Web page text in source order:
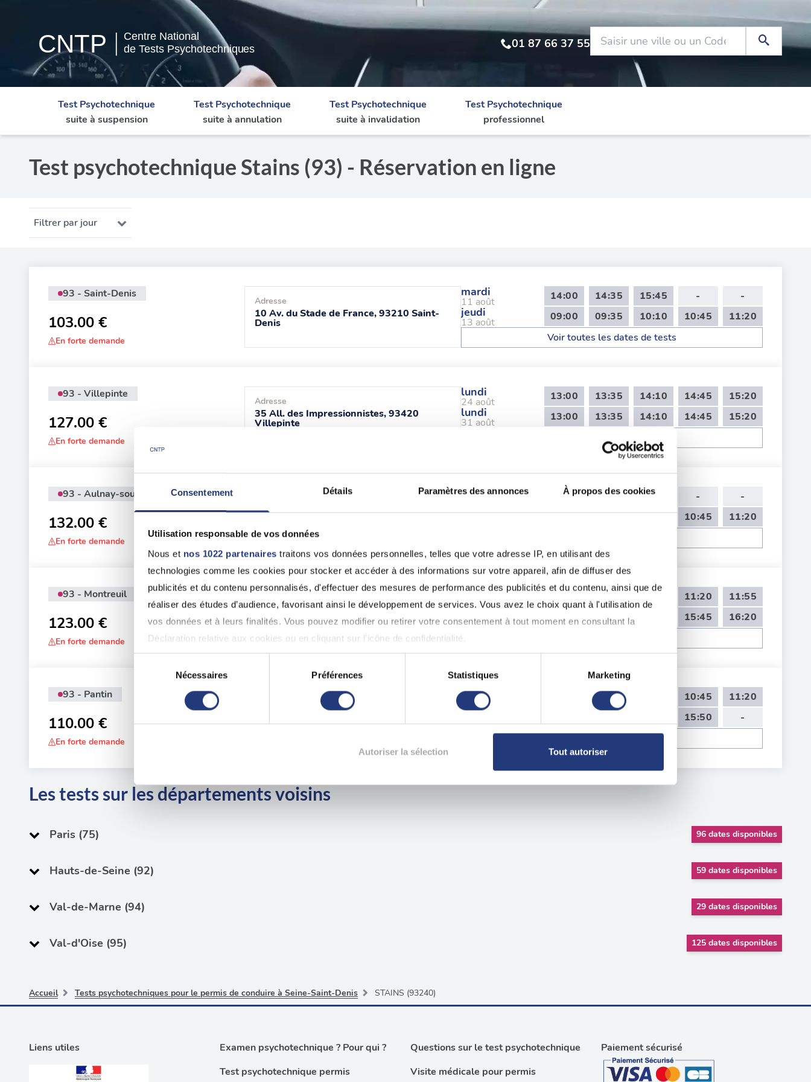
Consentement Détails Paramètres des annonces À propos des cookies
Utilisation responsable de vos données
Nous et nos 1022 partenaires traitons vos données personnelles, telles que votre adresse IP, en utilisant des
technologies comme les cookies pour stocker et accéder à des informations sur votre appareil, afin de diffuser des
publicités et du contenu personnalisés, d'effectuer des mesures de performance des publicités et du contenu, ainsi que de
réaliser des études d’audience, favorisant ainsi le développement de services. Vous avez le choix quant à l'utilisation de
vos données et à leurs finalités. Vous pouvez modifier ou retirer votre consentement à tout moment en consultant la
Déclaration relative aux cookies ou en cliquant sur l'icône de confidentialité.
Si vous le permettez, nous aimerions également :
Collecter des informations sur votre localisation géographique qui peuvent être précises à plusieurs mètres près
Identifier votre appareil en l'analysant activement pour en relever les caractéristiques spécifiques (empreintes
digitales).
Les cookies nous permettent de personnaliser le contenu et les annonces, d'offrir des fonctionnalités relatives aux médias
consentement
Nécessaires Préférences Statistiques Marketing
Autoriser la sélection Tout autoriser
01 87 66 37 55
Test Psychotechnique
suite à suspension
Test Psychotechnique
suite à annulation
Test Psychotechnique
suite à invalidation
Test Psychotechnique
professionnel
Test psychotechnique Stains (93) - Réservation en ligne
Filtrer par jour
93 - Saint-Denis
103.00 €
En forte demande
Adresse
10 Av. du Stade de France, 93210 Saint-
Denis
mardi
11 août 14:00 14:35 15:45 - -
jeudi
13 août 09:00 09:35 10:10 10:45
11:20
Voir toutes les dates de tests
93 - Villepinte
127.00 €
En forte demande
Adresse
35 All. des Impressionnistes, 93420
Villepinte
lundi
24 août 13:00 13:35 14:10 14:45 15:20
lundi
31 août 13:00 13:35 14:10 14:45
15:20
Voir toutes les dates de tests
93 - Aulnay-sous-Bois
132.00 €
En forte demande
25 Rue du Dr Fleming, 93600 Aulnay-
lundi 14:35 16:55 - - -
mercredi 09:00 09:35 10:10 10:45
11:20
93 - Montreuil
123.00 €
En forte demande
Adresse
21 Av. Jean Moulin, 93100 Montreuil
mercredi
26 août 10:10 11:20 11:55
mercredi
26 août 14:00 14:35 15:45
16:20
93 - Pantin
110.00 €
En forte demande
22 Av. Jean Lolive, 93500 Pantin
mardi
25 août 09:35 10:45 11:20
mardi
25 août 15:50
-
Voir toutes les dates de tests
Les tests sur les départements voisins
Paris (75) 96 dates disponibles
Hauts-de-Seine (92) 59 dates disponibles
Val-de-Marne (94) 29 dates disponibles
Val-d'Oise (95) 125 dates disponibles
Accueil Tests psychotechniques pour le permis de conduire à Seine-Saint-Denis STAINS (93240)
Liens utiles
Examen psychotechnique ? Pour qui ?
Test psychotechnique permis
Questions sur le test psychotechnique
Visite médicale pour permis
Paiement sécurisé